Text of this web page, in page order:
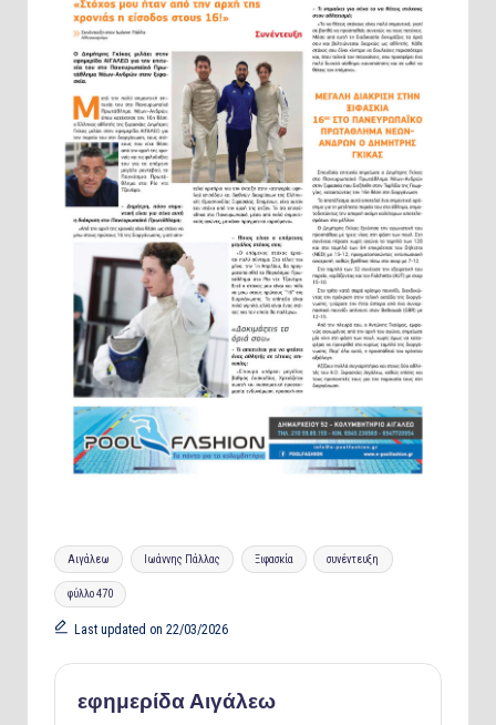
Tags:
Αιγάλεω Ιωάννης Πάλλας Ξιφασκία συνέντευξη
φύλλο 470
Last updated on 22/03/2026
εφημερίδα Αιγάλεω